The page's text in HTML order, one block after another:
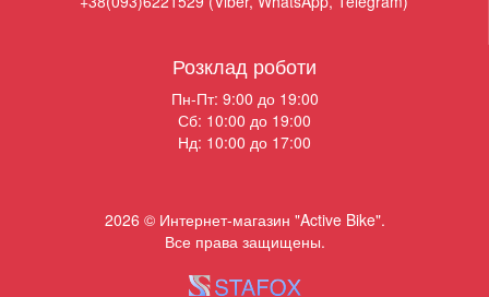
Розклад роботи
Пн-Пт: 9:00 до 19:00
Сб: 10:00 до 19:00
Нд: 10:00 до 17:00
2026 © Интернет-магазин "Active Bike".
Все права защищены.